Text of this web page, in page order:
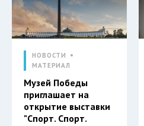
НОВОСТИ
МАТЕРИАЛ
Музей Победы
приглашает на
открытие выставки
"Спорт. Спорт.